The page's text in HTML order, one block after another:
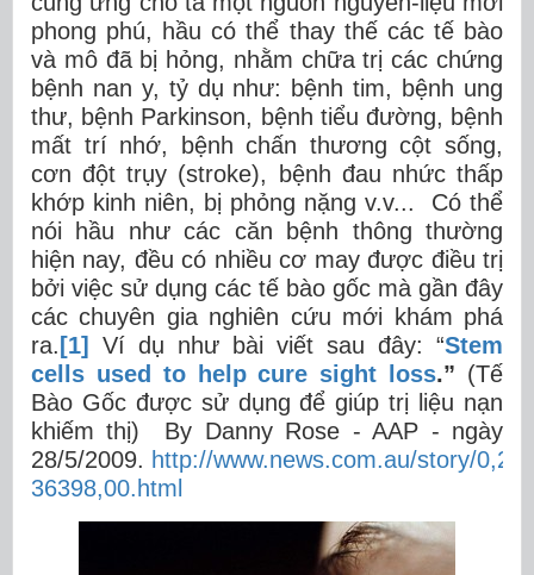
phong phú, hầu có thể thay thế các tế bào
và mô đã bị hỏng, nhằm chữa trị các chứng
bệnh nan y, tỷ dụ như: bệnh tim, bệnh ung
thư, bệnh Parkinson, bệnh tiểu đường, bệnh
mất trí nhớ, bệnh chấn thương cột sống,
cơn đột trụy (stroke), bệnh đau nhức thấp
khớp kinh niên, bị phỏng nặng v.v... Có thể
nói hầu như các căn bệnh thông thường
hiện nay, đều có nhiều cơ may được điều trị
bởi việc sử dụng các tế bào gốc mà gần đây
các chuyên gia nghiên cứu mới khám phá
ra. [1] Ví dụ như bài viết sau đây: “Stem
cells used to help cure sight loss.” (Tế
Bào Gốc được sử dụng để giúp trị liệu nạn
khiếm thị)
By Danny Rose - AAP - ngày
28/5/2009. http://www.news.com.au/story/
36398,00.html